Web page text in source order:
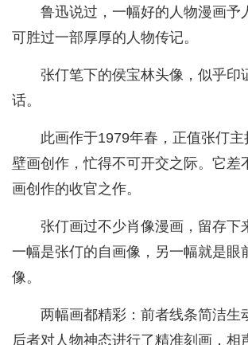
鲁迅说过，一幅好的人物漫画予
可胜过一部厚厚的人物传记。
张仃笔下的侯宝林头像，似乎印
话。
此画作于1979年春，正值张仃
壁画创作，忙得不可开交之际。它差
画创作的收官之作。
张仃画过不少肖像漫画，留存下
一幅是张仃的自画像，另一幅就是眼
像。
两幅画都精彩：前者线条简洁生
后者对人物神态进行了精准刻画，相